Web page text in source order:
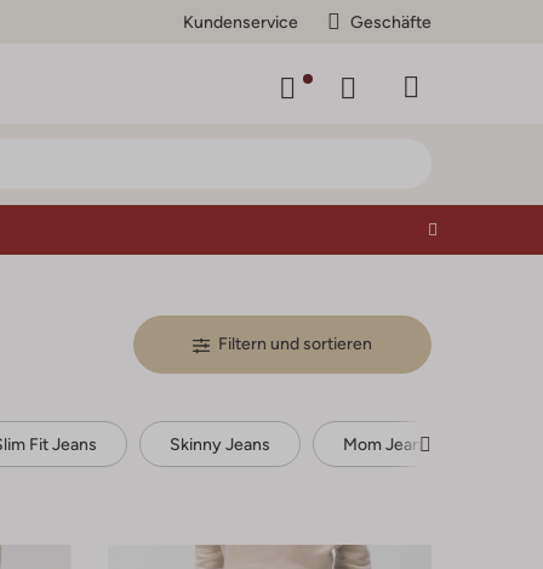
Kundenservice Geschäfte
Filtern und sortieren
Fit Jeans Skinny Jeans Mom Jeans